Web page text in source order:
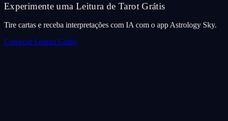
Experimente uma Leitura de Tarot Grátis
Tire cartas e receba interpretações com IA com o app Astrology Sky.
Começar Leitura Grátis